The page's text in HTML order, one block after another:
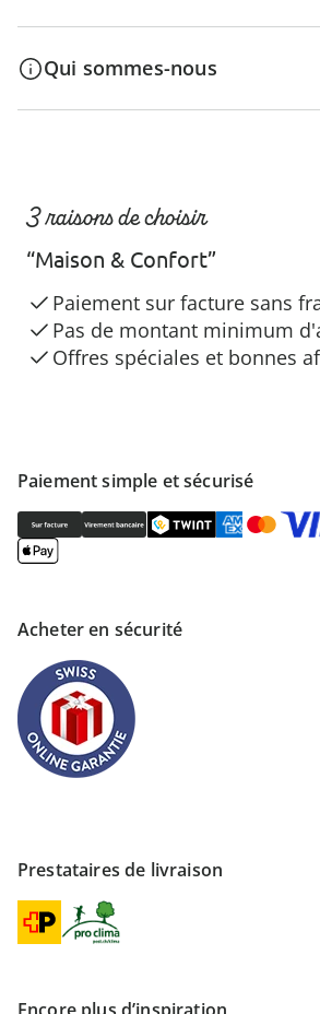
Qui sommes-nous
Paiement simple et sécurisé
Acheter en sécurité
Prestataires de livraison
3 raisons de choisir
“Maison & Confort”
Paiement sur facture sans
Pas de montant minimum
Offres spéciales et bonnes